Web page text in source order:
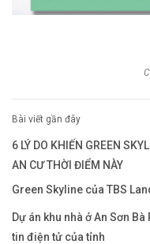
Bài viết gần đây
6 LÝ DO KHIẾN GREEN
AN CƯ THỜI ĐIỂM NÀY
Green Skyline của TBS
Dự án khu nhà ở An Sơn
tin điện tử của tỉnh